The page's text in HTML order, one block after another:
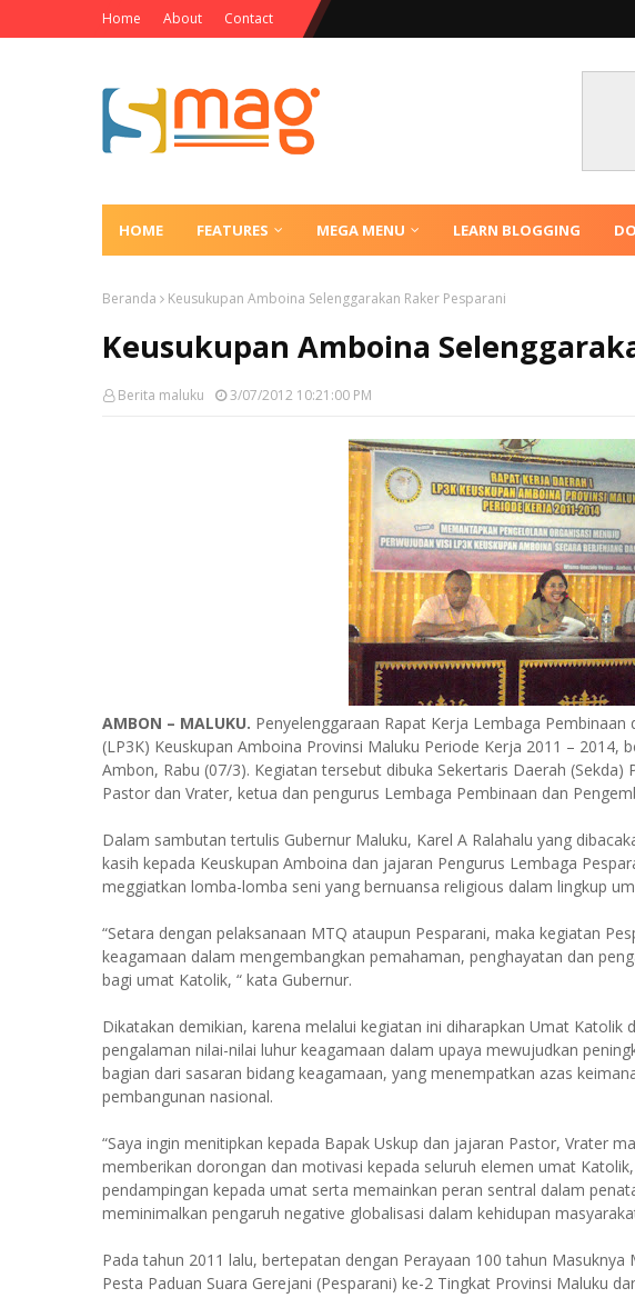
Home About Contact
HOME FEATURES MEGA MENU LEARN BLOGGING
Beranda Keusukupan Amboina Selenggarakan Raker Pesparani
Keusukupan Amboina
Berita maluku 3/07/2012 10:21:00 PM
AMBON – MALUKU. Penyelenggaraan Rapat Kerja Lembaga
(LP3K) Keuskupan Amboina Provinsi Maluku Periode Kerja 2011 – 2014,
Ambon, Rabu (07/3). Kegiatan tersebut dibuka Sekertaris Daerah (Sekda)
Pastor dan Vrater, ketua dan pengurus Lembaga Pembinaan dan
Dalam sambutan tertulis Gubernur Maluku, Karel A Ralahalu yang
kasih kepada Keuskupan Amboina dan jajaran Pengurus Lembaga
meggiatkan lomba-lomba seni yang bernuansa religious dalam lingkup
“Setara dengan pelaksanaan MTQ ataupun Pesparani, maka kegiatan
keagamaan dalam mengembangkan pemahaman, penghayatan dan
bagi umat Katolik, “ kata Gubernur.
Dikatakan demikian, karena melalui kegiatan ini diharapkan Umat Katolik
pengalaman nilai-nilai luhur keagamaan dalam upaya mewujudkan
bagian dari sasaran bidang keagamaan, yang menempatkan azas
pembangunan nasional.
“Saya ingin menitipkan kepada Bapak Uskup dan jajaran Pastor, Vrater
memberikan dorongan dan motivasi kepada seluruh elemen umat
pendampingan kepada umat serta memainkan peran sentral dalam
meminimalkan pengaruh negative globalisasi dalam kehidupan
Pada tahun 2011 lalu, bertepatan dengan Perayaan 100 tahun
Pesta Paduan Suara Gerejani (Pesparani) ke-2 Tingkat Provinsi Maluku